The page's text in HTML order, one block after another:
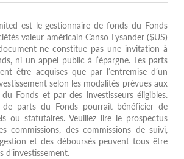
est le gestionnaire de fonds du Fonds
valeur américain Canso Lysander ($US)
ne constitue pas une invitation à
ni un appel public à l’épargne. Les parts
être acquises que par l’entremise d’un
selon les modalités prévues aux
Fonds et par des investisseurs éligibles.
de parts du Fonds pourrait bénéficier de
ou statutaires. Veuillez lire le prospectus
commissions, des commissions de suivi,
et des déboursés peuvent tous être
d’investissement.